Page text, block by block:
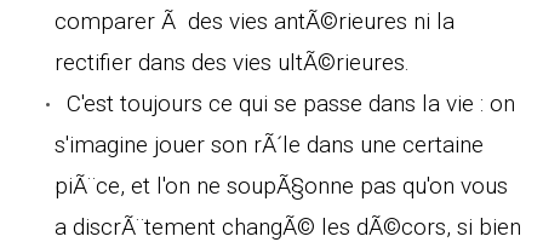
comparer Ã des vies antÃ©rieures ni la
rectifier dans des vies ultÃ©rieures.
C'est toujours ce qui se passe dans la vie : on
s'imagine jouer son rÃ´le dans une certaine
piÃ¨ce, et l'on ne soupÃ§onne pas qu'on vous
a discrÃ¨tement changÃ© les dÃ©cors, si bien